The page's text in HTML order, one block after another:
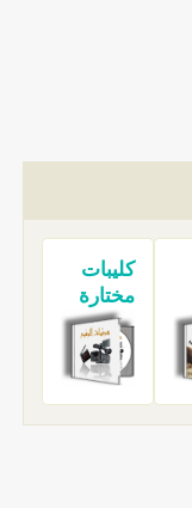
كليبات
مختارة